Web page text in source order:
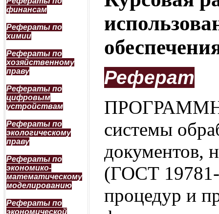
финансам
Рефераты по
химии
Рефераты по
хозяйственному
праву
Рефераты по
цифровым
устройствам
Рефераты по
экологическому
праву
Рефераты по
экономико-
математическому
моделированию
Рефераты по
экономической
Реферат
системы
документов,
(ГОСТ
процедур и